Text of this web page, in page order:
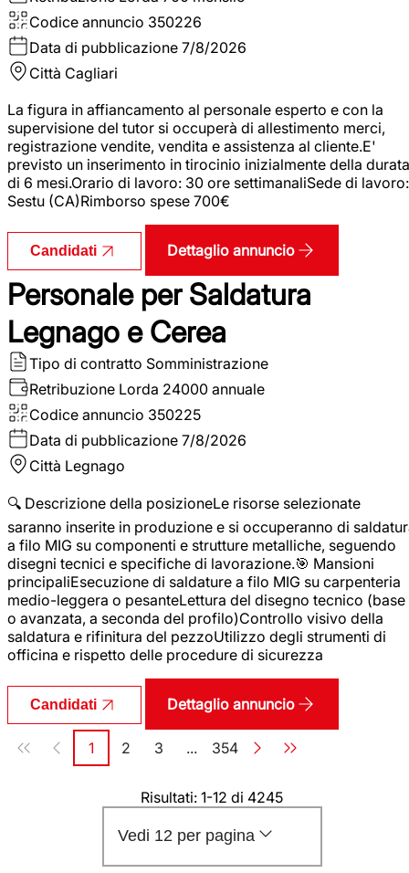
Codice annuncio 350226
Data di pubblicazione 7/8/2026
Città Cagliari
La figura in affiancamento al personale esperto e con la
supervisione del tutor si occuperà di allestimento merci,
registrazione vendite, vendita e assistenza al cliente.E'
previsto un inserimento in tirocinio inizialmente della durata
di 6 mesi.Orario di lavoro: 30 ore settimanaliSede di lavoro:
Sestu (CA)Rimborso spese 700€
Candidati Dettaglio annuncio
Personale per Saldatura
Legnago e Cerea
Tipo di contratto Somministrazione
Retribuzione Lorda 24000 annuale
Codice annuncio 350225
Data di pubblicazione 7/8/2026
Città Legnago
🔍 Descrizione della posizioneLe risorse selezionate
saranno inserite in produzione e si occuperanno di
a filo MIG su componenti e strutture metalliche, seguendo
disegni tecnici e specifiche di lavorazione.🎯 Mansioni
principaliEsecuzione di saldature a filo MIG su carpenteria
medio-leggera o pesanteLettura del disegno tecnico (base
o avanzata, a seconda del profilo)Controllo visivo della
saldatura e rifinitura del pezzoUtilizzo degli strumenti di
officina e rispetto delle procedure di sicurezza
Candidati Dettaglio annuncio
Paginazione
Pagina
1 Pagina
2 Pagina
3 ... Pagina
354
Risultati: 1-12 di 4245
Vedi 12 per pagina